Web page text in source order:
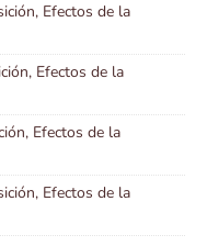
Efectos de la
Efectos de la
Efectos de la
Efectos de la